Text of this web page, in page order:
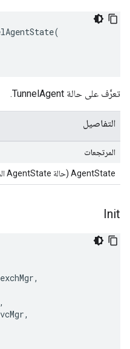
تعرَّف على حالة TunnelAgent.
التفاصيل
المرتجعات
AgentState (حالة AgentState الحالية)
Init
exchMgr,
,
,